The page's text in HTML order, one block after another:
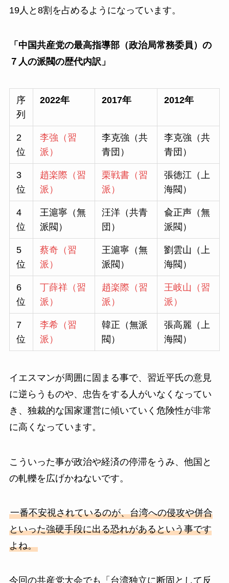
19人と8割を占めるようになっています。
「中国共産党の最高指導部（政治局常務委員）の
７人の派閥の歴代内訳」
序
列
2022年 2017年 2012年
2
位
李強（習
派）
李克強（共
青団）
李克強（共
青団）
3
位
趙楽際（習
派）
栗戦書（習
派）
張徳江（上
海閥）
4
位
王滬寧（無
派閥）
汪洋（共青
団）
兪正声（無
派閥）
5
位
蔡奇（習
派）
王滬寧（無
派閥）
劉雲山（上
海閥）
6
位
丁薛祥（習
派）
趙楽際（習
派）
王岐山（習
派）
7
位
李希（習
派）
韓正（無派
閥）
張高麗（上
海閥）
イエスマンが周囲に固まる事で、習近平氏の意見
に逆らうものや、忠告をする人がいなくなってい
き、独裁的な国家運営に傾いていく危険性が非常
に高くなっています。
こういった事が政治や経済の停滞をうみ、他国と
の軋轢を広げかねないです。
一番不安視されているのが、台湾への侵攻や併合
といった強硬手段に出る恐れがあるという事です
よね。
今回の共産党大会でも「台湾独立に断固として反